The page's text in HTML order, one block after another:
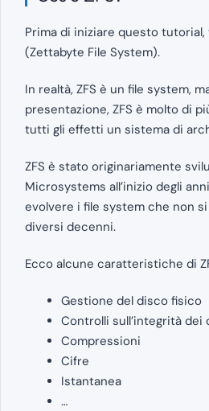
Prima di iniziare questo tutorial,
(Zettabyte File System).
In realtà, ZFS è un file system,
presentazione, ZFS è molto di
tutti gli effetti un sistema di
ZFS è stato originariamente
Microsystems all’inizio degli
evolvere i file system che non
diversi decenni.
Ecco alcune caratteristiche di
Gestione del disco fisico
Controlli sull’integrità dei
Compressioni
Cifre
Istantanea
…